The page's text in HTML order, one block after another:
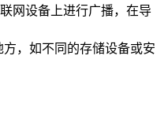
网设备上进行广播，在导
，如不同的存储设备或安